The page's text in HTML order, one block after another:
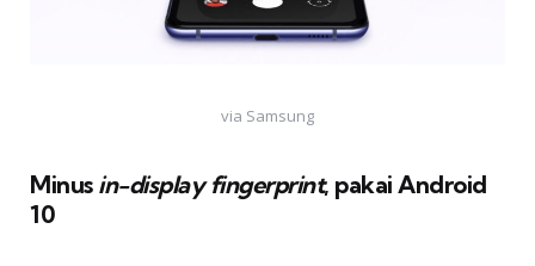
via Samsung
Minus in-display fingerprint, pakai Android
10